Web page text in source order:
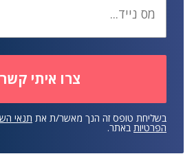
בשליחת טופס זה הנך מאשר/ת את תנאי
הפרטיות באתר.